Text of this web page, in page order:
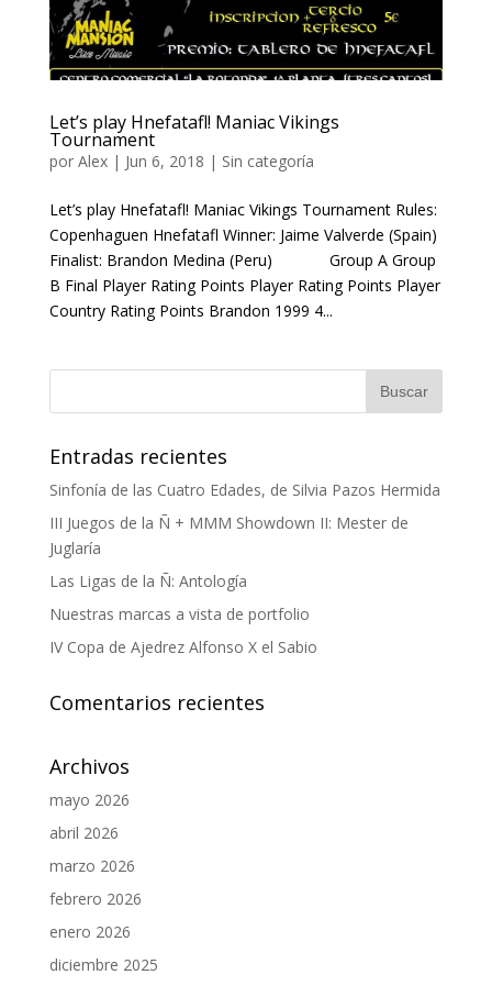
Let’s play Hnefatafl! Maniac Vikings
Tournament
por Alex| Jun 6, 2018 | Sin categoría
Let’s play Hnefatafl! Maniac Vikings Tournament Rules:
Copenhaguen Hnefatafl Winner: Jaime Valverde (Spain)
Finalist: Brandon Medina (Peru) Group A Group
B Final Player Rating Points Player Rating Points Player
Country Rating Points Brandon 1999 4...
Entradas recientes
Sinfonía de las Cuatro Edades, de Silvia Pazos Hermida
III Juegos de la Ñ + MMM Showdown II: Mester de
Juglaría
Las Ligas de la Ñ: Antología
Nuestras marcas a vista de portfolio
IV Copa de Ajedrez Alfonso X el Sabio
Comentarios recientes
Archivos
mayo 2026
abril 2026
marzo 2026
febrero 2026
enero 2026
diciembre 2025